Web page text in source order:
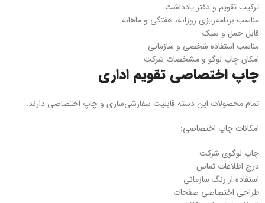
ترکیب تقویم و دفتر یادداشت
مناسب برنامه‌ریزی روزانه، هفتگی و ماهانه
قابل حمل و سبک
مناسب استفاده شخصی و سازمانی
امکان چاپ لوگو و مشخصات شرکت
چاپ اختصاصی تقویم اداری
تمام محصولات این دسته قابلیت سفارشی‌سازی و چاپ اختصاصی دارند.
امکانات چاپ اختصاصی:
چاپ لوگوی شرکت
درج اطلاعات تماس
استفاده از رنگ سازمانی
طراحی اختصاصی صفحات